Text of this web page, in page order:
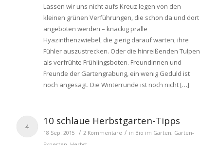
Lassen wir uns nicht aufs Kreuz legen von den
kleinen grünen Verführungen, die schon da und dort
angeboten werden – knackig pralle
Hyazinthenzwiebel, die gierig darauf warten, ihre
Fühler auszustrecken. Oder die hinreißenden Tulpen
als verfrühte Frühlingsboten. Freundinnen und
Freunde der Gartengrabung, ein wenig Geduld ist
noch angesagt. Die Winterrunde ist noch nicht […]
4 10 schlaue Herbstgarten-Tipps
18 Sep. 2015 / 2 Kommentare / in Bio im Garten, Garten-